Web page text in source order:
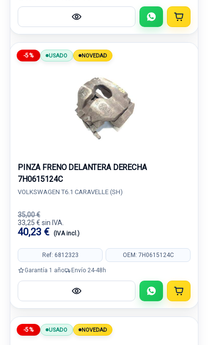
-5% USADO NOVEDAD
PINZA FRENO DELANTERA DERECHA
7H0615124C
VOLKSWAGEN T6.1 CARAVELLE (SH)
35,00 €
33,25 € sin IVA.
40,23 € (IVA incl.)
Ref: 6812323 OEM: 7H0615124C
Garantía 1 año Envío 24-48h
-5% USADO NOVEDAD